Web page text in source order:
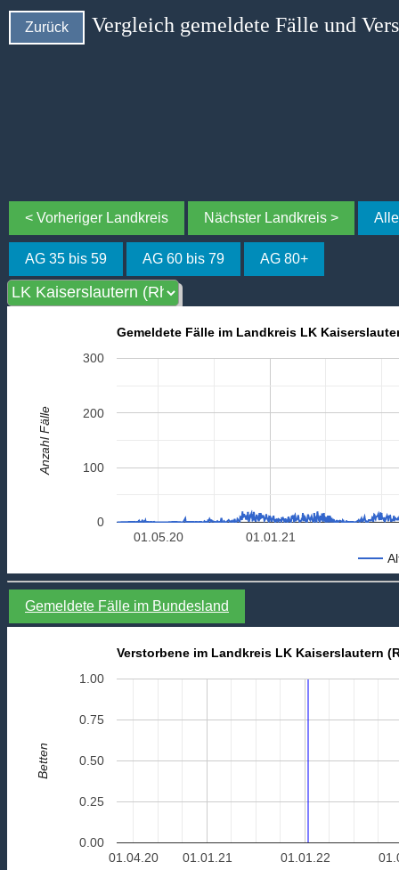
Zurück Vergleich gemeldete Fälle und
< Vorheriger Landkreis Nächster Landkreis >
AG 35 bis 59 AG 60 bis 79 AG 80+
Gemeldete Fälle im Landkreis LK
01.01.21
01.05.20
0
100
200
300
Anzahl Fälle
Gemeldete Fälle im Bundesland
Verstorbene im Landkreis LK Kaiserslautern
01.01.21 01.01.22
01.04.20
0.00
0.25
0.50
0.75
1.00
Betten